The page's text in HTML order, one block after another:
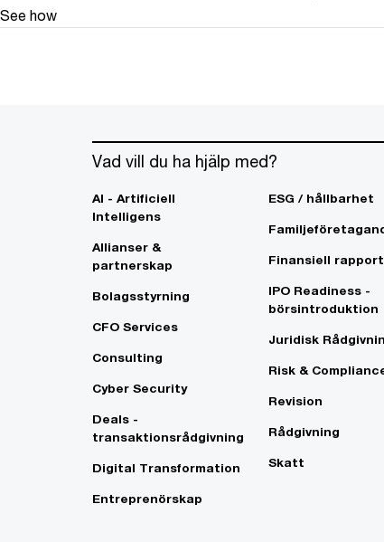
See how
Vad vill du ha hjälp med?
AI - Artificiell
Intelligens
Allianser &
partnerskap
Bolagsstyrning
CFO Services
Consulting
Cyber Security
Deals -
transaktionsrådgivning
Digital Transformation
Entreprenörskap
ESG / hållbarhet
Finansiell
IPO Readiness -
börsintroduktion
Juridisk
Risk &
Revision
Rådgivning
Skatt